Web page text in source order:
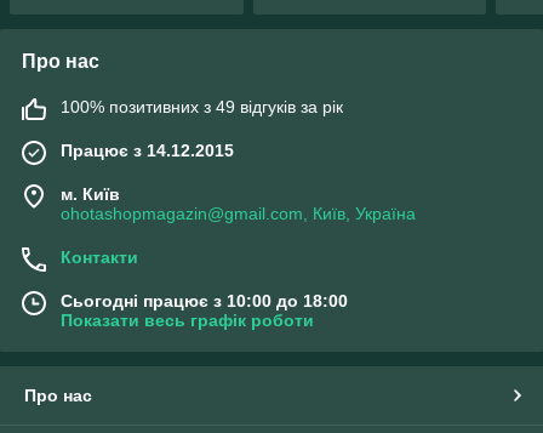
Про нас
100% позитивних з 49 відгуків за рік
Працює з 14.12.2015
м. Київ
ohotashopmagazin@gmail.com, Київ, Україна
Контакти
Сьогодні працює з 10:00 до 18:00
Показати весь графік роботи
Про нас